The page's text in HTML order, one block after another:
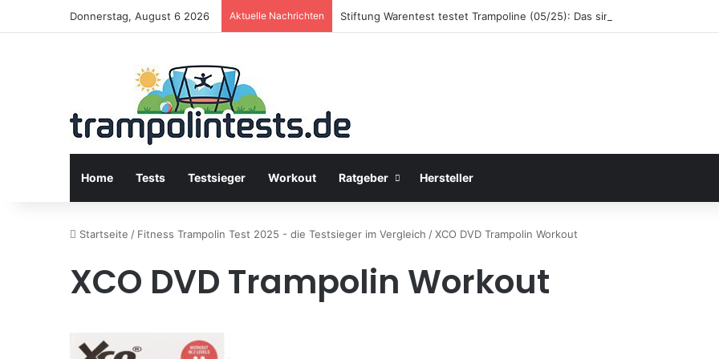
Donnerstag, August 6 2026 Aktuelle Nachrichten Stiftung Warentest testet Trampoline (05/25): Das sind die besten
Home Tests Testsieger Workout Ratgeber Hersteller
Startseite / Fitness Trampolin Test 2025 - die Testsieger im Vergleich /XCO DVD Trampolin Workout
XCO DVD Trampolin Workout